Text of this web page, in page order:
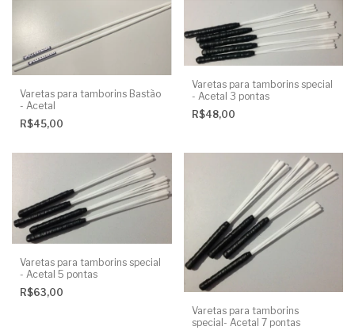
Varetas para tamborins Bastão
- Acetal
R$45,00
Varetas para tamborins special
- Acetal 3 pontas
R$48,00
Varetas para tamborins special
- Acetal 5 pontas
R$63,00
Varetas para tamborins
special- Acetal 7 pontas